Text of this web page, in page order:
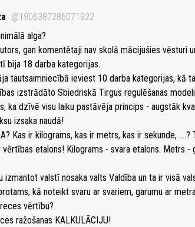
@1906387286071922
alga?
gan komentētaji nav skolā mācijušies vēsturi
bija 18 darba kategorijas.
tautsaimniecībā ieviest 10 darba kategorijas, kā
izstrādāto Sbiedriskā Tirgus regulēšanas
ka dzīvē visu laiku pastāvēja princips - augstāk
izsaka naudā!
Kas ir kilograms, kas ir metrs, kas ir sekunde,
vērtības etalons! Kilograms - svara etalons. Metrs -
izmantot valstī nosaka valts Valdība un ta ir visā
kā noteikt svaru ar svariem, garumu ar
vērtību?
ražošanas KALKULĀCIJU!